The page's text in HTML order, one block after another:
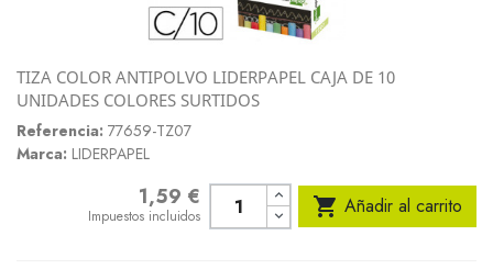
TIZA COLOR ANTIPOLVO LIDERPAPEL CAJA DE 10
UNIDADES COLORES SURTIDOS
Referencia: 77659-TZ07
Marca: LIDERPAPEL
1,59 €
Impuestos incluidos  Añadir al carrito